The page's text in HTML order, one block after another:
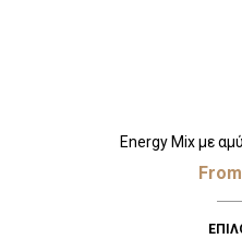
Energy Mix με
From